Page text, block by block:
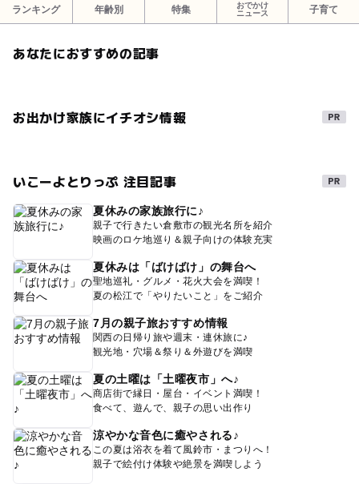
ランキング 年齢別 特集
おでかけ
ニュース
子育て
あなたにおすすめの記事
お出かけ家族にイチオシ情報
いこーよとりっぷ 注目記事
夏休みの家族旅行に♪
親子で行きたい倉敷市の観光名所を紹介
映画のロケ地巡り＆親子向けの体験充実
夏休みは「ばけばけ」の舞台へ
聖地巡礼・グルメ・花火大会を満喫！
夏の松江で「やりたいこと」をご紹介
7月の親子旅おすすめ情報
関西の日帰り旅や週末・連休旅に♪
観光地・穴場＆祭り＆外遊びを満喫
夏の土曜は「土曜夜市」へ♪
商店街で縁日・屋台・イベント満喫！
食べて、遊んで、親子の思い出作り
涼やかな音色に癒やされる♪
この夏は浴衣を着て風鈴市・まつりへ！
親子で絵付け体験や絶景を満喫しよう